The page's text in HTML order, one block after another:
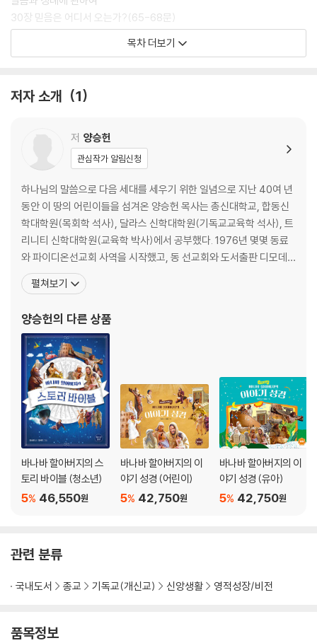
때 반드시 회복해야 할 것이 교리 교육이다. 개혁교회들이 하이델베르크
요리문답을 매 주일 설교하고, 교회와 가정과 학교에서 가르친 것처럼 우
리도 복음의 기본으로 돌아가야 한다. 이 책은 어린이 사역자로 45년 동안
학술 목적보다는 교육과 목회 목적으로 쓰였다. 이 책은 흐트러진 신앙의
『하이델베르크 요리문답을 기초로 세우는 크리스천 믿음』 (하)권에서 다
루는 내용은 무엇인가?
하이델베르크 요리문답의 2부와 3부 문답으로, 59문부터 129문의 내용
이 담겨 있다. 우리 2부 마지막에서는 구속의 원리인 칭의와 구속받은 크리
스천이 지켜야 할 말씀과 성례(성찬)에 관하여 다룬다. 3부 ‘우리의 감사에
관하여’에서는 십계명과 주기도에 관해 상세하게 설명한다.
30장 믿음은 어디서 오는가?(65-68문)
31장 세례란 무엇인가?(69-71문)
32장 세례에 대한 오해(72-74문)
35장 천국의 열쇠(83-85문)
3부 우리의 감사에 관하여
36장 왜 선행을 해야 하는가?(86-87문)
37장 참 회개와 참 선행(88-91문)
십계명에 관하여
38장 삶의 절대 기준선(92-93문)
39장 제1계명(94-95문)
40장 제2계명(96-98문)
41장 제3계명(99-102문)
43장 제5계명(104문)
44장 제6계명(105-107문)
45장 제7계명(108-109문)
46장 제8계명(110-111문)
47장 제9계명(112문)
48장 제10계명(113문)
49장 십계명 결론(114-115문)
주기도에 관하여
50장 주기도 서론(116-119문)
51장 하늘에 계신 우리 아버지(120-121문)
55장 일용할 양식을 주시옵고(125문)
57장 시험에 들게 하지 마시옵고(127문)
목차 더보기
저자 소개 1
저 양승헌
관심작가 알림신청
하나님의 말씀으로 다음 세대를 세우기 위한 일념으로 지난 40여 년
동안 이 땅의 어린이들을 섬겨온 양승헌 목사는 총신대학교, 합동신
학대학원(목회학 석사), 달라스 신학대학원(기독교교육학 석사), 트
리니티 신학대학원(교육학 박사)에서 공부했다. 1976년 몇몇 동료
와 파이디온선교회 사역을 시작했고, 동 선교회와 도서출판 디모데
의 대표를 역임했다. 합동신학대학원 교수를 역임하였고, 현재 GMF
(한국해외선교회) 이사장으로 섬기고 있다. 2001년 전인격적, 전생
전을 품고 세대로교회를 개척하여 현재 담임목사로 섬기고 있다
펼쳐보기
양승헌의 다른 상품
바나바 할아버지의 스
토리 바이블 (청소년)
46,550원
5%
바나바 할아버지의 이
야기 성경 (어린이)
42,750원
5%
바나바 할아버지의 이
야기 성경 (유아)
42,750원
5%
관련 분류
국내도서 종교 기독교(개신교) 신앙생활 영적성장/비전
품목정보